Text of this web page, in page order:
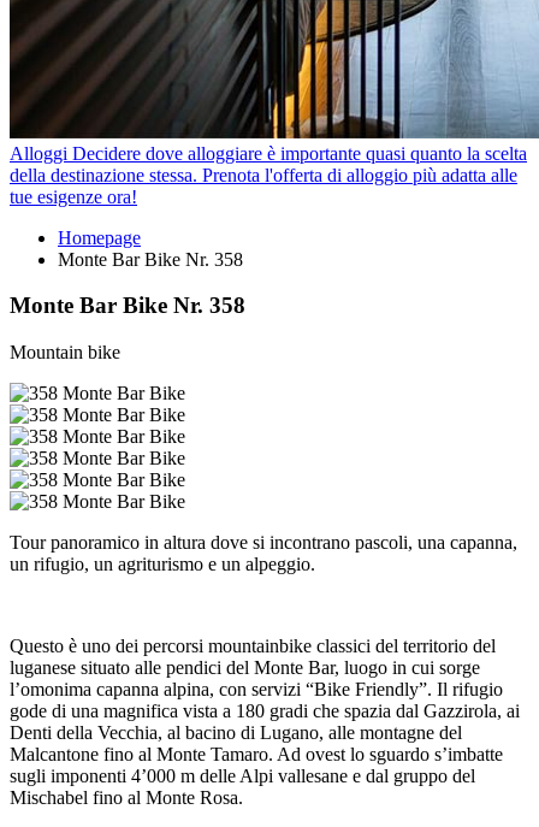
Alloggi Decidere dove alloggiare è importante quasi quanto la scelta
della destinazione stessa. Prenota l'offerta di alloggio più adatta alle
tue esigenze ora!
Homepage
Monte Bar Bike Nr. 358
Monte Bar Bike Nr. 358
Mountain bike
Tour panoramico in altura dove si incontrano pascoli, una capanna,
un rifugio, un agriturismo e un alpeggio.
Questo è uno dei percorsi mountainbike classici del territorio del
luganese situato alle pendici del Monte Bar, luogo in cui sorge
l’omonima capanna alpina, con servizi “Bike Friendly”. Il rifugio
gode di una magnifica vista a 180 gradi che spazia dal Gazzirola, ai
Denti della Vecchia, al bacino di Lugano, alle montagne del
Malcantone fino al Monte Tamaro. Ad ovest lo sguardo s’imbatte
sugli imponenti 4’000 m delle Alpi vallesane e dal gruppo del
Mischabel fino al Monte Rosa.